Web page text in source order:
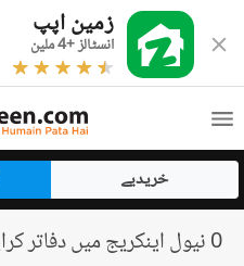
زمین اپپ
انسٹالز +4 ملین
خریدیے
0 نیول اینکریج میں دفاتر کرایہ پر دستیاب